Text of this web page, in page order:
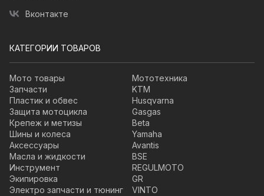
Вконтакте
КАТЕГОРИИ ТОВАРОВ
Мото товары
Запчасти
Пластик и обвес
Защита мотоцикла
Крепеж и метизы
Шины и колеса
Аксессуары
Масла и жидкости
Инструмент
Экипировка
Электро запчасти и тюнинг
Мототехника
KTM
Husqvarna
Gasgas
Beta
Yamaha
Avantis
BSE
REGULMOTO
GR
VINTO